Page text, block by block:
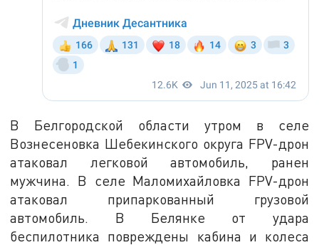
В Белгородской области утром в селе
Вознесеновка Шебекинского округа FPV-дрон
атаковал легковой автомобиль, ранен
мужчина. В селе Маломихайловка FPV-дрон
атаковал припаркованный грузовой
автомобиль. В Белянке от удара
беспилотника повреждены кабина и колеса